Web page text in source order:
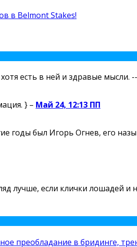
есть в ней и здравые мысли.
} – Май 24, 12:13 ПП
годы был Игорь Огнев, его
лучше, если клички лошадей и